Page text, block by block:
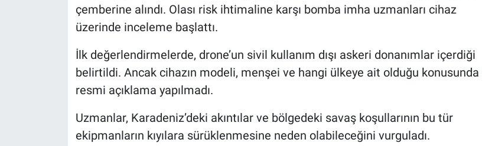
çemberine alındı. Olası risk ihtimaline karşı bomba imha uzmanları cihaz
üzerinde inceleme başlattı.
İlk değerlendirmelerde, drone’un sivil kullanım dışı askeri donanımlar içerdiği
belirtildi. Ancak cihazın modeli, menşei ve hangi ülkeye ait olduğu konusunda
resmi açıklama yapılmadı.
Uzmanlar, Karadeniz’deki akıntılar ve bölgedeki savaş koşullarının bu tür
ekipmanların kıyılara sürüklenmesine neden olabileceğini vurguladı.